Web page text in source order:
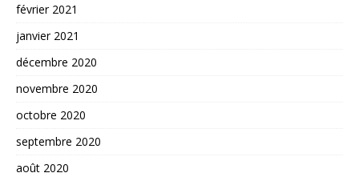
février 2021
janvier 2021
décembre 2020
novembre 2020
octobre 2020
septembre 2020
août 2020